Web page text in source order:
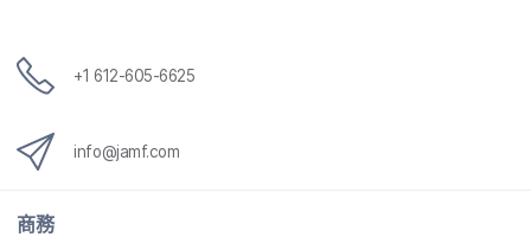
+1 612-605-6625
info@jamf.com
商務